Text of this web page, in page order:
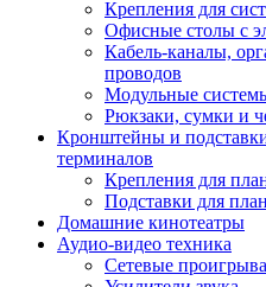
Крепления для
Офисные столы с
Кабель-каналы,
проводов
Модульные
Рюкзаки, сумки и
Кронштейны и
терминалов
Крепления для
Подставки для
Домашние кинотеатры
Аудио-видео техника
Сетевые